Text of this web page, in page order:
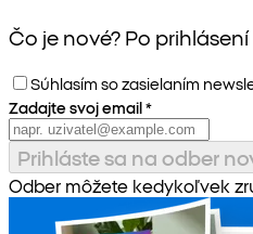
Čo je nové? Po
Súhlasím so zasielaním
Zadajte svoj email*
Prihláste sa na odber
Odber môžete kedykoľvek